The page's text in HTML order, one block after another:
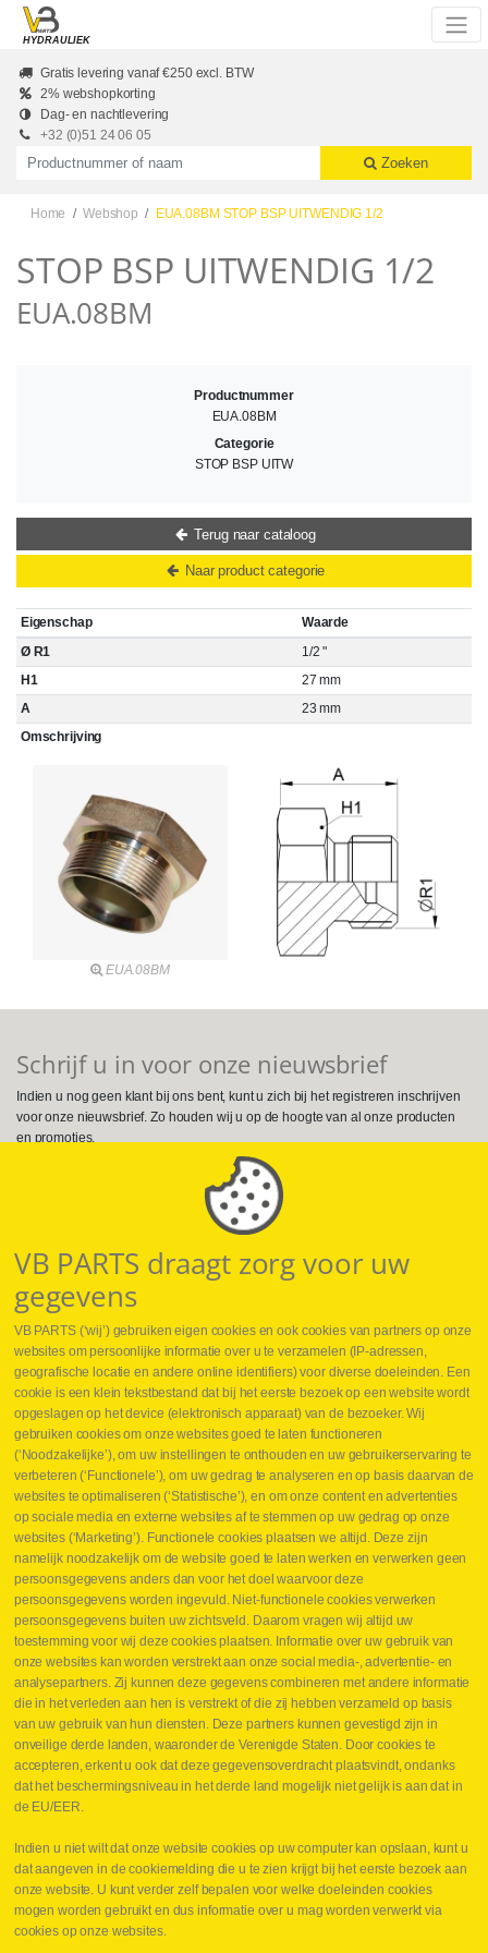
Skip to main content
HYDRAULIEK
Gratis levering vanaf €250 excl. BTW
2% webshopkorting
Dag- en nachtlevering
+32 (0)51 24 06 05
Productnummer of naam
Zoeken
Home Webshop EUA.08BM STOP BSP UITWENDIG 1/2
STOP BSP UITWENDIG 1/2
EUA.08BM
Eigenschap
Waarde
Ø R1
1/2 "
H1
27 mm
A
23 mm
Omschrijving
EUA.08BM
Productnummer
EUA.08BM
Categorie
STOP BSP UITW
Terug naar cataloog
Naar product categorie
Schrijf u in voor onze nieuwsbrief
Indien u nog geen klant bij ons bent, kunt u zich bij het registreren inschrijven
voor onze nieuwsbrief. Zo houden wij u op de hoogte van al onze producten
en promoties.
Volg ons op Social Media
Webshop
Nieuws
Jobs
Contact
Leveringen
Drukcontrole set
Persmaten
Herstellen cilinders
Hoe opmeten?
Hydrogroepen
Hydraulische slangen
Contact VB Parts
Abraham Hansstraat 7 ,B-8800 Roeselare
Tel. +32 (0)51 24 06 05
E-mail info@vbparts.be
⏳ Laatste maand Webtec-promotie!
⏳ Laatste kans voor onze promo
snelkoppelingen!
1 juni 2026
VB PARTS draagt zorg voor uw
gegevens
VB PARTS (‘wij’) gebruiken eigen cookies en ook cookies van partners op onze
websites om persoonlijke informatie over u te verzamelen (IP-adressen,
geografische locatie en andere online identifiers) voor diverse doeleinden. Een
cookie is een klein tekstbestand dat bij het eerste bezoek op een website wordt
opgeslagen op het device (elektronisch apparaat) van de bezoeker. Wij
gebruiken cookies om onze websites goed te laten functioneren
(‘Noodzakelijke’), om uw instellingen te onthouden en uw gebruikerservaring te
verbeteren (‘Functionele’), om uw gedrag te analyseren en op basis daarvan de
websites te optimaliseren (‘Statistische’), en om onze content en advertenties
op sociale media en externe websites af te stemmen op uw gedrag op onze
websites (‘Marketing’). Functionele cookies plaatsen we altijd. Deze zijn
namelijk noodzakelijk om de website goed te laten werken en verwerken geen
persoonsgegevens anders dan voor het doel waarvoor deze
persoonsgegevens worden ingevuld. Niet-functionele cookies verwerken
persoonsgegevens buiten uw zichtsveld. Daarom vragen wij altijd uw
toestemming voor wij deze cookies plaatsen. Informatie over uw gebruik van
onze websites kan worden verstrekt aan onze social media-, advertentie- en
analysepartners. Zij kunnen deze gegevens combineren met andere informatie
die in het verleden aan hen is verstrekt of die zij hebben verzameld op basis
van uw gebruik van hun diensten. Deze partners kunnen gevestigd zijn in
onveilige derde landen, waaronder de Verenigde Staten. Door cookies te
accepteren, erkent u ook dat deze gegevensoverdracht plaatsvindt, ondanks
dat het beschermingsniveau in het derde land mogelijk niet gelijk is aan dat in
de EU/EER.
Indien u niet wilt dat onze website cookies op uw computer kan opslaan, kunt u
dat aangeven in de cookiemelding die u te zien krijgt bij het eerste bezoek aan
onze website. U kunt verder zelf bepalen voor welke doeleinden cookies
mogen worden gebruikt en dus informatie over u mag worden verwerkt via
cookies op onze websites.